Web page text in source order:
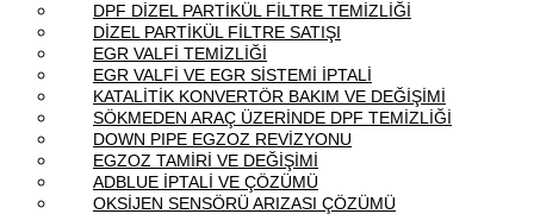
DPF DİZEL PARTİKÜL FİLTRE TEMİZLİĞİ
DİZEL PARTİKÜL FİLTRE SATIŞI
EGR VALFİ TEMİZLİĞİ
EGR VALFİ VE EGR SİSTEMİ İPTALİ
KATALİTİK KONVERTÖR BAKIM VE DEĞİŞİMİ
SÖKMEDEN ARAÇ ÜZERİNDE DPF TEMİZLİĞİ
DOWN PIPE EGZOZ REVİZYONU
EGZOZ TAMİRİ VE DEĞİŞİMİ
ADBLUE İPTALİ VE ÇÖZÜMÜ
OKSİJEN SENSÖRÜ ARIZASI ÇÖZÜMÜ